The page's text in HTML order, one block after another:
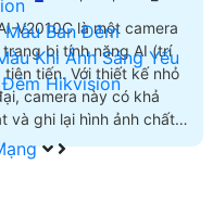
Màu Ban Đêm
Khi Ánh Sáng Yếu
Đêm Hikvision
V2010C là một camera
bị tính năng AI (trí
thiết kế nhỏ
camera này có khả
và ghi lại hình ảnh chất
mọi điều kiện ánh sáng